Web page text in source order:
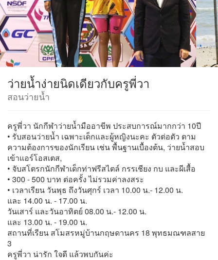
ว่ายน้ำง่ายนิดเดียวกับครูพี่วา
สอนว่ายน้ำ
ครูพี่วา นักกีฬาว่ายน้ำมืออาขีพ ประสบการณ์มากกว่า 10ปี
• รับสอนว่ายน้ำ เฉพาะเด็กและผู้หญิงนะคะ ตัวต่อตัว ตาม
ความต้องการของนักเรียน เช่น พื้นฐานเบื้องต้น, ว่ายน้ำสอบ
เข้าแอร์โอสเตส,
• จับสโตรกนักกีฬาเด็กท่าฟรีสไตล์ กรรเชียง กบ และผีเสื้อ
• 300 - 500 บาท ต่อครั้ง ไม่รวมค่าลงสระ
• เวลาเรียน วันพุธ ถึงวันศุกร์ เวลา 10.00 น.- 12.00 น.
และ 14.00 น. - 17.00 น.
วันเสาร์ และวันอาทิตย์ 08.00 น.- 12.00 น.
และ 13.00 น. - 19.00 น.
สถานที่เรียน สโมสรหมู่บ้านกฤษดานคร 18 พุทธมณฑลสาย
3
ครูพี่วา น่ารัก ใจดี แล้วพบกันค่ะ